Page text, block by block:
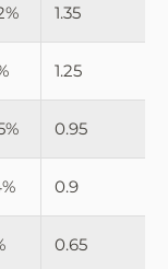
1.35
1.25
0.95
0.9
0.65